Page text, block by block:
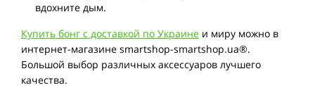
вдохните дым.
Купить бонг с доставкой по Украине и миру можно в
интернет-магазине smartshop-smartshop.ua®.
Большой выбор различных аксессуаров лучшего
качества.